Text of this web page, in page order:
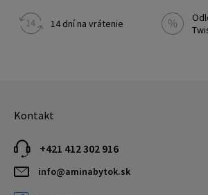
14 dní na vrátenie
Kontakt
+421 412 302 916
info@aminabytok.sk